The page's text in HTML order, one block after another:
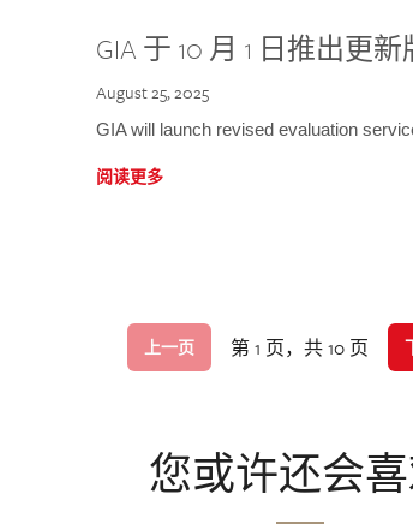
GIA 于 10 月 1 日推出更
August 25, 2025
GIA will launch revised evaluation
阅读更多
上一页 第 1 页，共 10 页
您或许还会